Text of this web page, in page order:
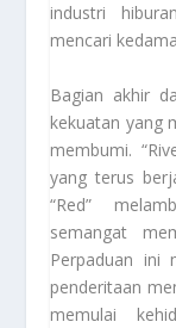
industri
mencari
Bagian akhir
kekuatan yang
membumi.
yang terus
“Red”
semangat
Perpaduan ini
penderitaan
memulai